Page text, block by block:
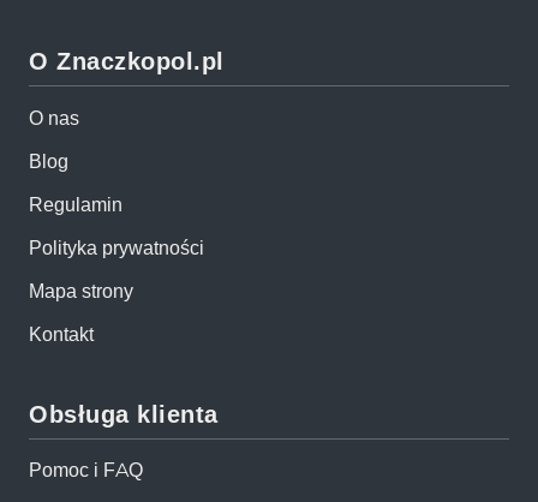
O Znaczkopol.pl
O nas
Blog
Regulamin
Polityka prywatności
Mapa strony
Kontakt
Obsługa klienta
Pomoc i FAQ